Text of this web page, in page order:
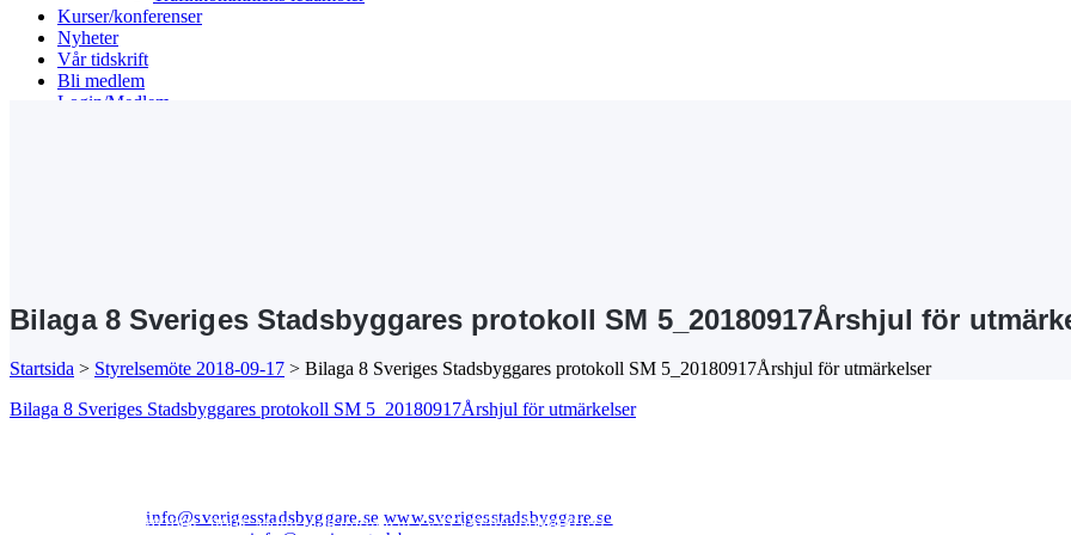
Kurser/konferenser
Nyheter
Vår tidskrift
Bli medlem
Login/Medlem
Bilaga 8 Sveriges Stadsbyggares protokoll SM 5_20180917Årshjul för
Startsida > Styrelsemöte 2018-09-17 > Bilaga 8 Sveriges Stadsbyggares protokoll SM 5_20180917Årshjul för utmärkelser
Bilaga 8 Sveriges Stadsbyggares protokoll SM 5_20180917Årshjul för utmärkelser
Tel: 08−20 19 85info@sverigesstadsbyggare.se www.sverigesstadsbyggare.se
Organisationsnr: 802001−8001 Momsregistreringsnr (VAT) SE802001800101 F−skatt